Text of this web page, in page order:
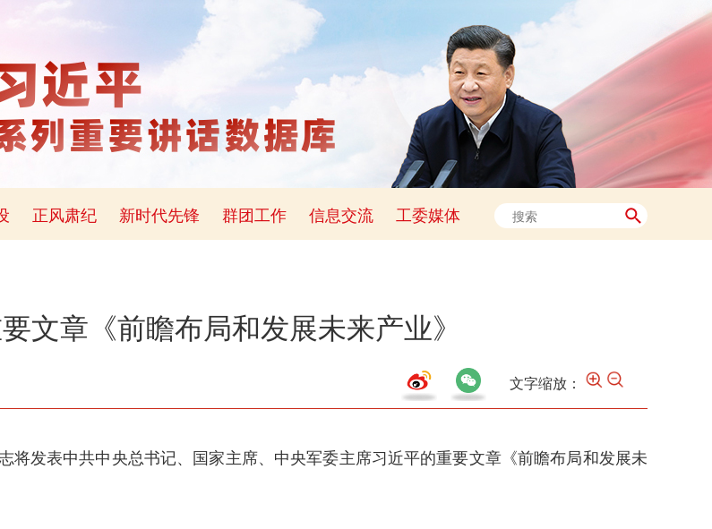
正风肃纪 新时代先锋 群团工作 信息交流 工委媒体
文章《前瞻布局和发展未来产业》
文字缩放：
将发表中共中央总书记、国家主席、中央军委主席习近平的重要文章《前瞻布局和发展未